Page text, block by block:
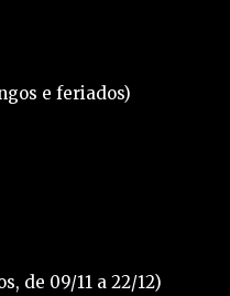
e feriados)
de 09/11 a 22/12)